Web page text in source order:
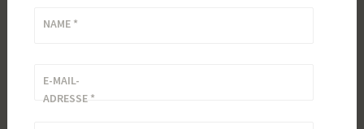
NAME *
E-MAIL-
ADRESSE *